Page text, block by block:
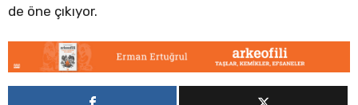
de öne çıkıyor.